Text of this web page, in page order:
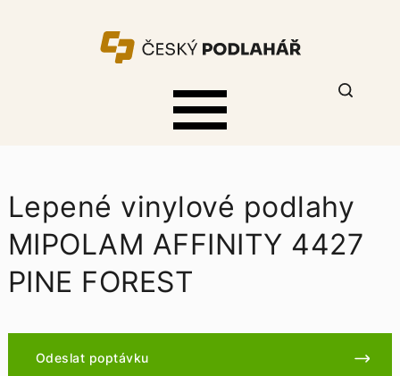
Lepené vinylové podlahy
MIPOLAM AFFINITY 4427
PINE FOREST
Odeslat poptávku